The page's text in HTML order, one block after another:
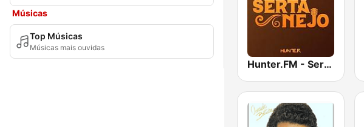
Músicas
Top Músicas
Músicas mais ouvidas
Hunter.FM - Sertanejo